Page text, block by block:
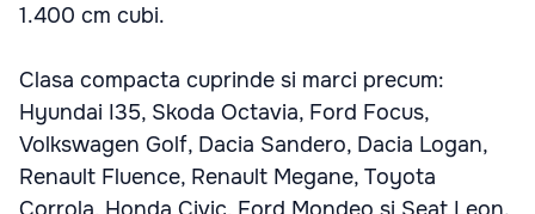
1.400 cm cubi.
Clasa compacta cuprinde si marci precum:
Hyundai I35, Skoda Octavia, Ford Focus,
Volkswagen Golf, Dacia Sandero, Dacia Logan,
Renault Fluence, Renault Megane, Toyota